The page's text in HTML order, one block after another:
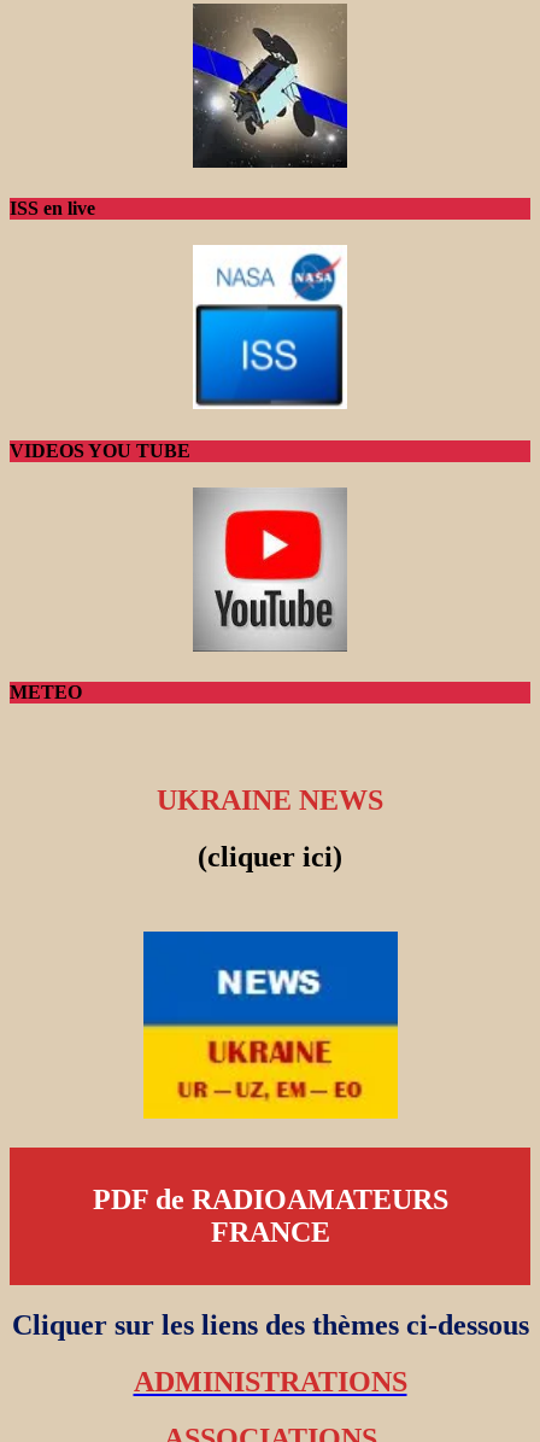
ISS en live
VIDEOS YOU TUBE
METEO
UKRAINE NEWS
(cliquer ici)
PDF de RADIOAMATEURS
FRANCE
Cliquer sur les liens des thèmes ci-dessous
ADMINISTRATIONS